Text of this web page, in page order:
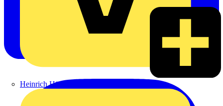
Heinrich Häusler GmbH